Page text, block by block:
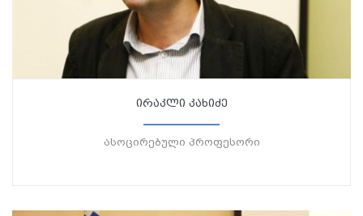
ირაკლი კახიძე
ასოცირებული პროფესორი